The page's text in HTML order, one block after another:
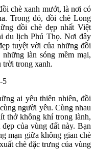
chè xanh mướt, là nơi có
Trong đó, đồi chè Long
đồi chè đẹp nhất Việt
du lịch Phú Thọ. Nơi đây
tuyệt vời của những đồi
làn sóng mềm mại,
trời trong xanh.
ai yêu thiên nhiên, đồi
người yêu. Cùng nhau
thở không khí trong lành,
của vùng đất này. Bạn
mạn giữa không gian chè
chè đặc trưng của vùng